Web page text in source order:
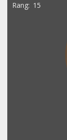
Rang 15